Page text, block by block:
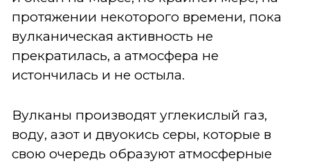
протяжении некоторого времени, пока
вулканическая активность не
прекратилась, а атмосфера не
истончилась и не остыла.
Вулканы производят углекислый газ,
воду, азот и двуокись серы, которые в
свою очередь образуют атмосферные